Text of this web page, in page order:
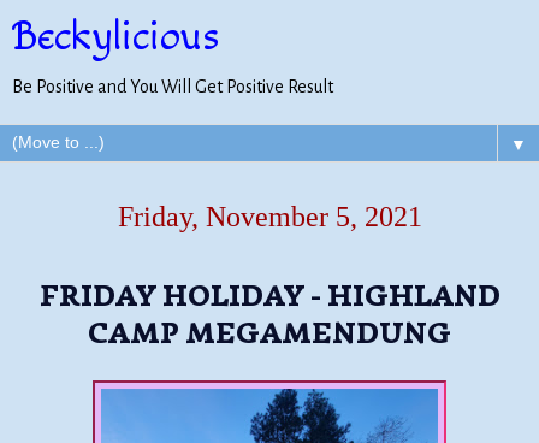
Beckylicious
Be Positive and You Will Get Positive Result
▼
Friday, November 5, 2021
FRIDAY HOLIDAY - HIGHLAND
CAMP MEGAMENDUNG